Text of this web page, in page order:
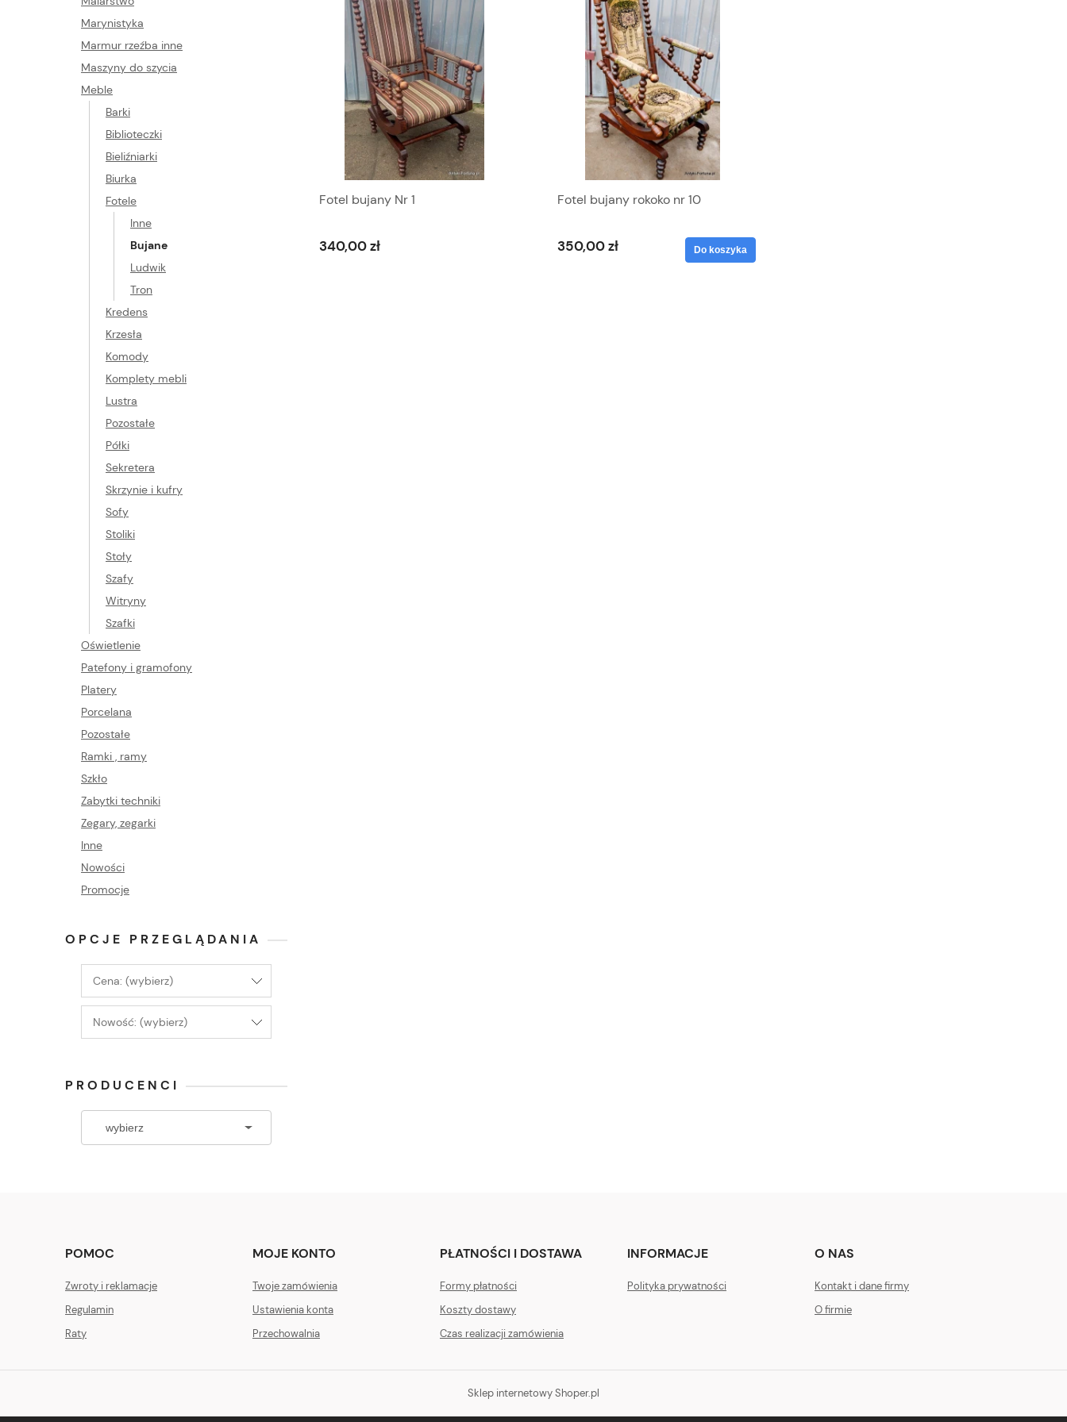
Marynistyka
Marmur rzeźba inne
Maszyny do szycia
Meble
Barki
Biblioteczki
Bieliźniarki
Biurka
Fotele
Inne
Bujane
Ludwik
Tron
Kredens
Krzesła
Komody
Komplety mebli
Lustra
Pozostałe
Półki
Sekretera
Skrzynie i kufry
Sofy
Stoliki
Stoły
Szafy
Witryny
Szafki
Oświetlenie
Patefony i gramofony
Platery
Porcelana
Pozostałe
Ramki , ramy
Szkło
Zabytki techniki
Zegary, zegarki
Inne
Nowości
Promocje
OPCJE PRZEGLĄDANIA
Cena: (wybierz)
Nowość: (wybierz)
PRODUCENCI
Fotel bujany Nr 1
340,00 zł
Fotel bujany rokoko nr 10
350,00 zł Do koszyka
POMOC
Zwroty i reklamacje
Regulamin
Raty
MOJE KONTO
Twoje zamówienia
Ustawienia konta
Przechowalnia
PŁATNOŚCI I DOSTAWA
Formy płatności
Koszty dostawy
Czas realizacji zamówienia
INFORMACJE
Polityka prywatności
O NAS
Kontakt i dane firmy
O firmie
Sklep internetowy Shoper.pl